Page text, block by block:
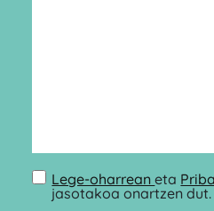
Lege-oharreaneta
jasotakoa onartzen dut.